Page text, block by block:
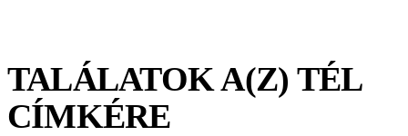
TALÁLATOK A(Z) TÉL
CÍMKÉRE